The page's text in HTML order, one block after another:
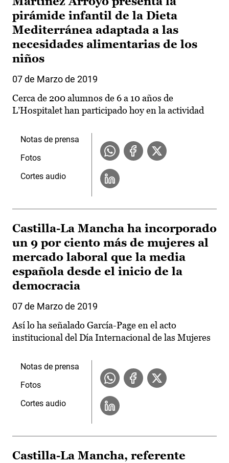
pirámide infantil de la Dieta
Mediterránea adaptada a las
necesidades alimentarias de los
niños
07 de Marzo de 2019
Cerca de 200 alumnos de 6 a 10 años de
L’Hospitalet han participado hoy en la actividad
Notas de prensa
Fotos
Cortes audio
Castilla-La Mancha ha incorporado
un 9 por ciento más de mujeres al
mercado laboral que la media
española desde el inicio de la
democracia
07 de Marzo de 2019
Así lo ha señalado García-Page en el acto
institucional del Día Internacional de las Mujeres
Notas de prensa
Fotos
Cortes audio
Castilla-La Mancha, referente